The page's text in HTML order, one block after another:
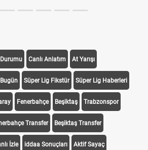
Canlı Anlatım At Yarışı
Süper Lig Fikstür Süper Lig Haberleri
Fenerbahçe Beşiktaş Trabzonspor
Transfer Beşiktaş Transfer